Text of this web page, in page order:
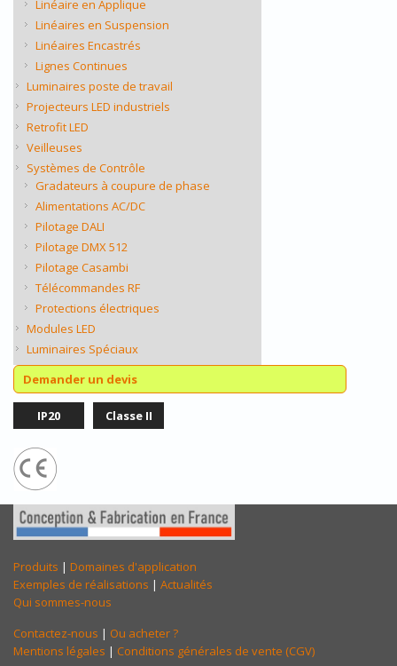
Linéaire en Applique
Linéaires en Suspension
Linéaires Encastrés
Lignes Continues
Luminaires poste de travail
Projecteurs LED industriels
Retrofit LED
Veilleuses
Systèmes de Contrôle
Gradateurs à coupure de phase
Alimentations AC/DC
Pilotage DALI
Pilotage DMX 512
Pilotage Casambi
Télécommandes RF
Protections électriques
Modules LED
Luminaires Spéciaux
Demander un devis
IP20 Classe II
Produits | Domaines d'application
Exemples de réalisations | Actualités
Qui sommes-nous
Contactez-nous | Ou acheter ?
Mentions légales | Conditions générales de vente (CGV)